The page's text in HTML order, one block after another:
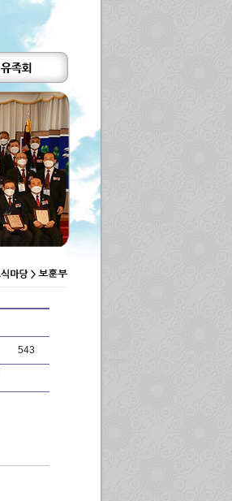
543